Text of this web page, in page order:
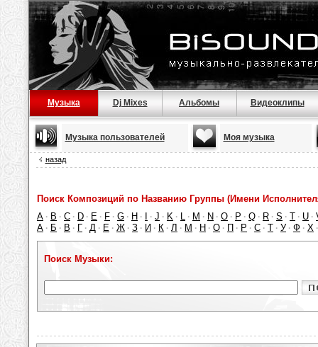
Музыка Dj Mixes Альбомы Видеоклипы
Музыка пользователей Моя музыка
назад
Поиск Композиций по Названию Группы (Имени
A · B · C · D · E · F · G · H · · J · K · L · M · N · O · P · Q · R · S · T · U ·
А · Б · В · Г · Д · Е · Ж · З · И · К · Л · М · Н · О · П · Р · С · Т · У · Ф · Х
Поиск Музыки: